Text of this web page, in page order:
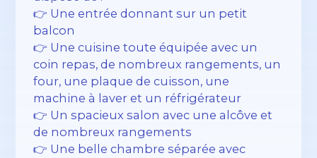
👉 Une entrée donnant sur un petit
balcon
👉 Une cuisine toute équipée avec un
coin repas, de nombreux rangements, un
four, une plaque de cuisson, une
machine à laver et un réfrigérateur
👉 Un spacieux salon avec une alcôve et
de nombreux rangements
👉 Une belle chambre séparée avec